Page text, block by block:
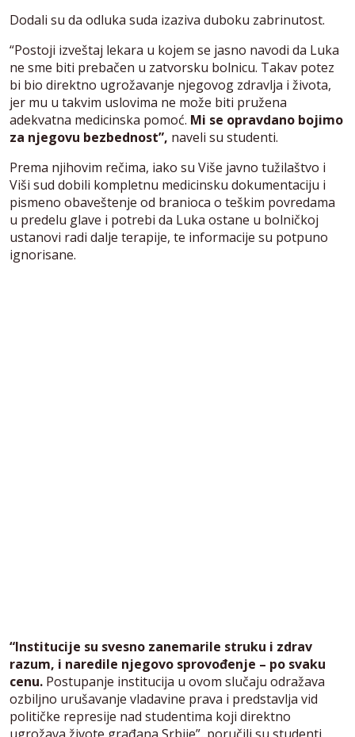
Dodali su da odluka suda izaziva duboku zabrinutost.
“Postoji izveštaj lekara u kojem se jasno navodi da Luka
ne sme biti prebačen u zatvorsku bolnicu. Takav potez
bi bio direktno ugrožavanje njegovog zdravlja i života,
jer mu u takvim uslovima ne može biti pružena
adekvatna medicinska pomoć. Mi se opravdano bojimo
za njegovu bezbednost”, naveli su studenti.
Prema njihovim rečima, iako su Više javno tužilaštvo i
Viši sud dobili kompletnu medicinsku dokumentaciju i
pismeno obaveštenje od branioca o teškim povredama
u predelu glave i potrebi da Luka ostane u bolničkoj
ustanovi radi dalje terapije, te informacije su potpuno
ignorisane.
“Institucije su svesno zanemarile struku i zdrav
razum, i naredile njegovo sprovođenje – po svaku
cenu. Postupanje institucija u ovom slučaju odražava
ozbiljno urušavanje vladavine prava i predstavlja vid
političke represije nad studentima koji direktno